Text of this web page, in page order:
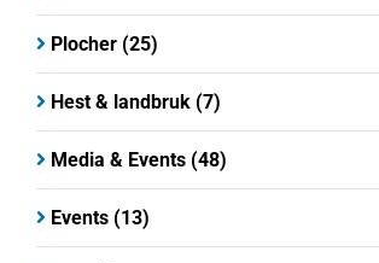
Plocher (25)
Hest & landbruk (7)
Media & Events (48)
Events (13)